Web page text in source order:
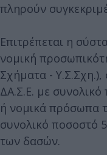
πληρούν
Επιτρέπεται η
νομική
Σχήματα - Υ.Σ.Σχη.),
ΔΑ.Σ.Ε. με συνολικό
ή νομικά πρόσωπα
συνολικό ποσοστό
των δασών.